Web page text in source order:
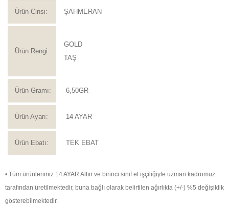
Ürün Cinsi: ŞAHMERAN
Ürün Rengi:
GOLD
TAŞ
Ürün Gramı: 6,50GR
Ürün Ayarı: 14 AYAR
Ürün Ebatı: TEK EBAT
• Tüm ürünlerimiz 14 AYAR Altın ve birinci sınıf el işçiliğiyle uzman kadromuz
tarafından üretilmektedir, buna bağlı olarak belirtilen ağırlıkta (+/-) %5 değişiklik
gösterebilmektedir.